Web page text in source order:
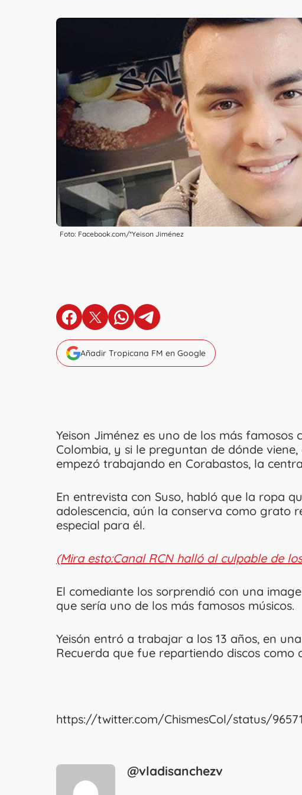
Foto: Facebook.com/*Yeison Jiménez
en Facebook
en X en Whatsapp
en Telegram
Añadir Tropicana FM en Google
Yeison Jiménez es uno de los más
Colombia, y si le preguntan de dónde
empezó trabajando en Corabastos, la
En entrevista con Suso, habló que la ropa
adolescencia, aún la conserva como grato
especial para él.
(Mira esto:Canal RCN halló al culpable de
El comediante los sorprendió con una
que sería uno de los más famosos músicos.
Yeisón entró a trabajar a los 13 años, en
Recuerda que fue repartiendo discos como
https://twitter.com/ChismesCol/status/
@vladisanchezv